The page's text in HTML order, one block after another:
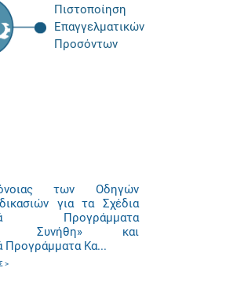
Πιστοποίηση
Επαγγελματικών
Προσόντων
των Οδηγών
για τα Σχέδια
Προγράμματα
- Συνήθη» και
Προγράμματα Κα...